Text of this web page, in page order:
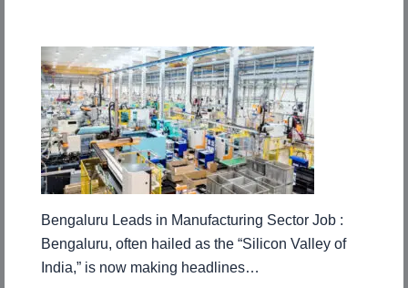
Bengaluru Leads in Manufacturing Sector Job :
Bengaluru, often hailed as the “Silicon Valley of
India,” is now making headlines…